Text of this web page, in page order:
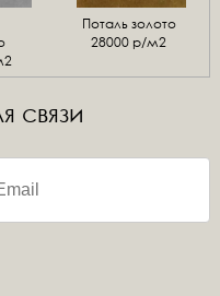
Поталь золото
28000 р/м2
связи